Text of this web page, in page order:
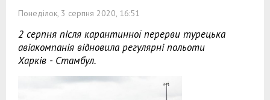
Понеділок, 3 серпня 2020, 16:51
2 серпня після карантинної перерви турецька
авіакомпанія відновила регулярні польоти
Харків - Стамбул.